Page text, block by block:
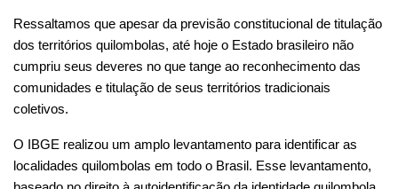
Ressaltamos que apesar da previsão constitucional de titulação
dos territórios quilombolas, até hoje o Estado brasileiro não
cumpriu seus deveres no que tange ao reconhecimento das
comunidades e titulação de seus territórios tradicionais
coletivos.
O IBGE realizou um amplo levantamento para identificar as
localidades quilombolas em todo o Brasil. Esse levantamento,